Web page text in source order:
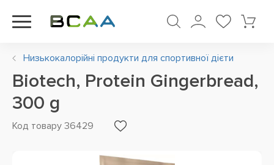
Низькокалорійні продукти для спортивної дієти
Biotech, Protein Gingerbread,
300 g
Код товару 36429